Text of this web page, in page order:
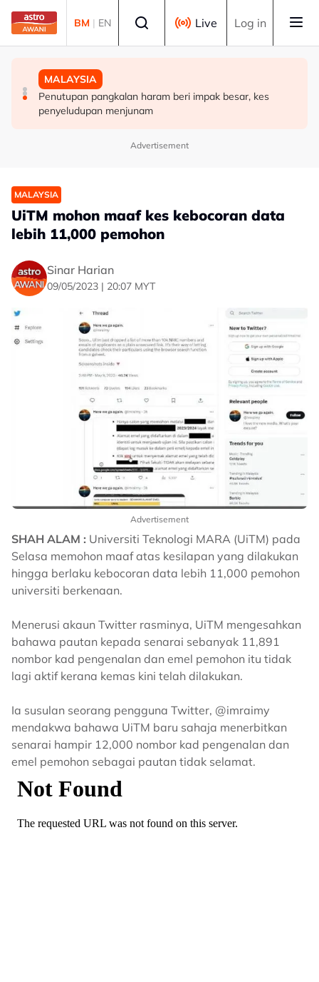
Skip to main content
BM | EN Live Log in
MALAYSIA
Kes Ismail Sabri: Pendakwaan ditangguh ke 27 Ogos
susulan masalah kesihatan
DUNIA
Perjanjian buka semula Selat Hormuz mungkin dicapai
tidak lama lagi - Trump
MALAYSIA
Penutupan pangkalan haram beri impak besar, kes
penyeludupan menjunam
Advertisement
MALAYSIA
UiTM mohon maaf kes kebocoran data
lebih 11,000 pemohon
Sinar Harian
09/05/2023 | 20:07 MYT
Advertisement
SHAH ALAM : Universiti Teknologi MARA (UiTM) pada
Selasa memohon maaf atas kesilapan yang dilakukan
hingga berlaku kebocoran data lebih 11,000 pemohon
universiti berkenaan.
Menerusi akaun Twitter rasminya, UiTM mengesahkan
bahawa pautan kepada senarai sebanyak 11,891
nombor kad pengenalan dan emel pemohon itu tidak
lagi aktif kerana kemas kini telah dilakukan.
Ia susulan seorang pengguna Twitter, @imraimy
mendakwa bahawa UiTM baru sahaja menerbitkan
senarai hampir 12,000 nombor kad pengenalan dan
emel pemohon sebagai pautan tidak selamat.